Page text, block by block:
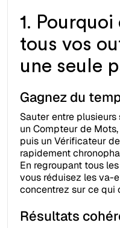
1.
tous vos
une seule
Gagnez du
Sauter entre
un Compteur de
puis un Vérificateur
rapidement
En regroupant tous
vous réduisez les va-
concentrez sur ce qui
Résultats